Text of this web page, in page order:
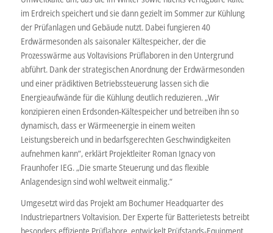
im Erdreich speichert und sie dann gezielt im Sommer zur Kühlung
der Prüfanlagen und Gebäude nutzt. Dabei fungieren 40
Erdwärmesonden als saisonaler Kältespeicher, der die
Prozesswärme aus Voltavisions Prüflaboren in den Untergrund
abführt. Dank der strategischen Anordnung der Erdwärmesonden
und einer prädiktiven Betriebssteuerung lassen sich die
Energieaufwände für die Kühlung deutlich reduzieren. „Wir
konzipieren einen Erdsonden-Kältespeicher und betreiben ihn so
dynamisch, dass er Wärmeenergie in einem weiten
Leistungsbereich und in bedarfsgerechten Geschwindigkeiten
aufnehmen kann“, erklärt Projektleiter Roman Ignacy von
Fraunhofer IEG. „Die smarte Steuerung und das flexible
Anlagendesign sind wohl weltweit einmalig.“
Umgesetzt wird das Projekt am Bochumer Headquarter des
Industriepartners Voltavision. Der Experte für Batterietests betreibt